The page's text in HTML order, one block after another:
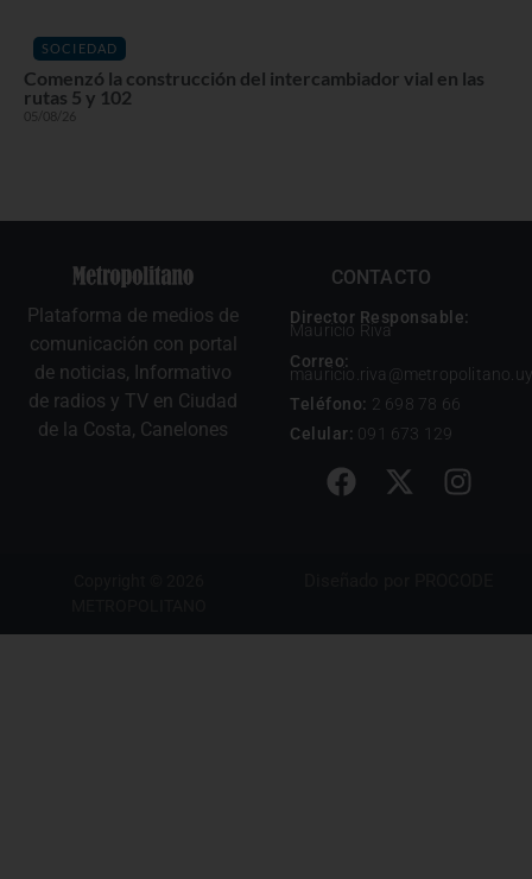
SOCIEDAD
Comenzó la construcción del intercambiador vial en las
rutas 5 y 102
05/08/26
Plataforma de medios de
comunicación con portal
de noticias, Informativo
de radios y TV en Ciudad
de la Costa, Canelones
CONTACTO
Director Responsable:
Mauricio Riva
Correo:
mauricio.riva@metropolitano.uy
Teléfono: 2 698 78 66
Celular: 091 673 129